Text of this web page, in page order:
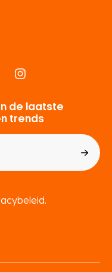
de laatste
trends